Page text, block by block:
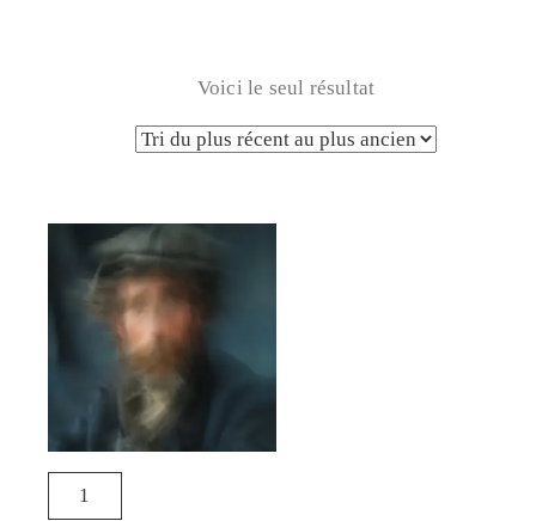
Voici le seul résultat